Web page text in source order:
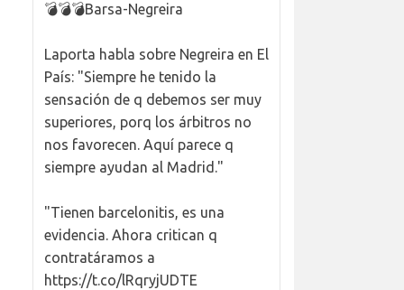
💣💣💣Barsa-Negreira
Laporta habla sobre Negreira en El
País: "Siempre he tenido la
sensación de q debemos ser muy
superiores, porq los árbitros no
nos favorecen. Aquí parece q
siempre ayudan al Madrid."
"Tienen barcelonitis, es una
evidencia. Ahora critican q
contratáramos a
https://t.co/lRqryjUDTE